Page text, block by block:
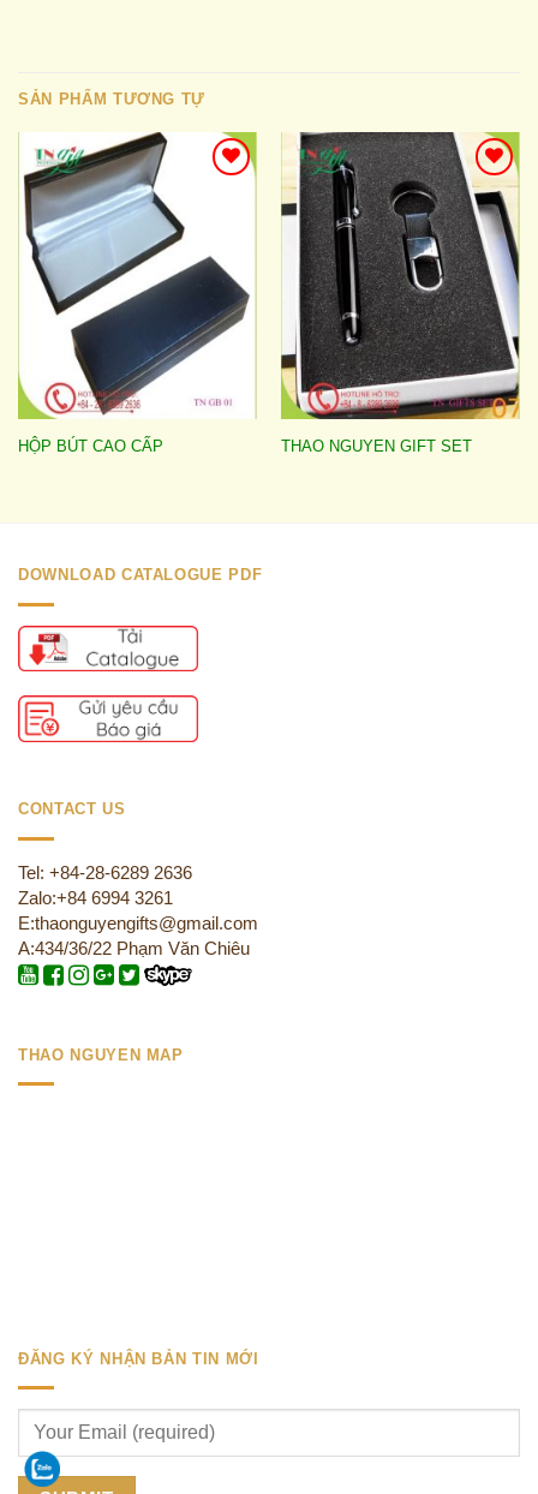
SẢN PHẨM TƯƠNG TỰ
HỘP BÚT CAO CẤP
Add to
wishlist
THAO NGUYEN GIFT SET
DOWNLOAD CATALOGUE PDF
CONTACT US
Tel: +84-28-6289 2636
Zalo:+84 6994 3261
E:thaonguyengifts@gmail.com
A:434/36/22 Phạm Văn Chiêu
THAO NGUYEN MAP
ĐĂNG KÝ NHẬN BẢN TIN MỚI